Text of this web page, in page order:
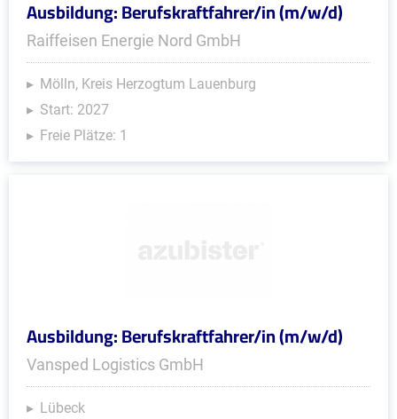
Ausbildung: Berufskraftfahrer/in (m/w/d)
Raiffeisen Energie Nord GmbH
Mölln, Kreis Herzogtum Lauenburg
Start: 2027
Freie Plätze: 1
Ausbildung: Berufskraftfahrer/in (m/w/d)
Vansped Logistics GmbH
Lübeck